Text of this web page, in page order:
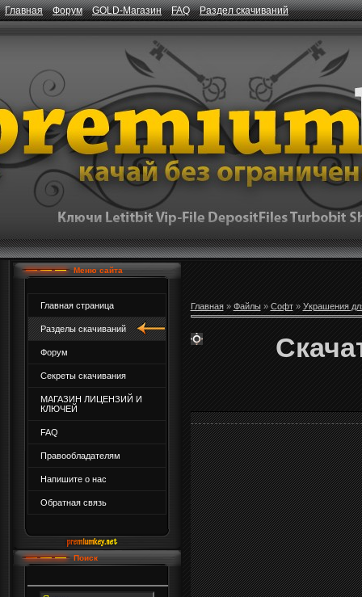
Главная Форум GOLD-Магазин FAQ Раздел скачиваний
Меню сайта
Главная страница
Разделы скачиваний
Форум
Секреты скачивания
МАГАЗИН ЛИЦЕНЗИЙ И
КЛЮЧЕЙ
FAQ
Правообладателям
Напишите о нас
Обратная связь
Поиск
Главная» Файлы» Софт» Украшения